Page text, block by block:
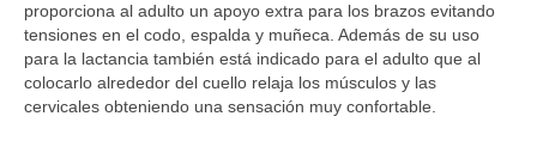
proporciona al adulto un apoyo extra para los brazos evitando
tensiones en el codo, espalda y muñeca. Además de su uso
para la lactancia también está indicado para el adulto que al
colocarlo alrededor del cuello relaja los músculos y las
cervicales obteniendo una sensación muy confortable.